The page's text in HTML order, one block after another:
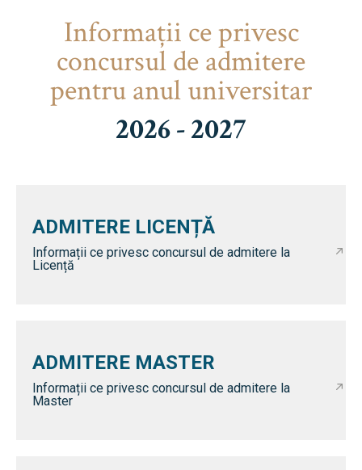
Informaţii ce privesc
concursul de admitere
pentru anul universitar
2026 - 2027
ADMITERE LICENȚĂ
Informații ce privesc concursul de admitere la
Licență
ADMITERE MASTER
Informații ce privesc concursul de admitere la
Master